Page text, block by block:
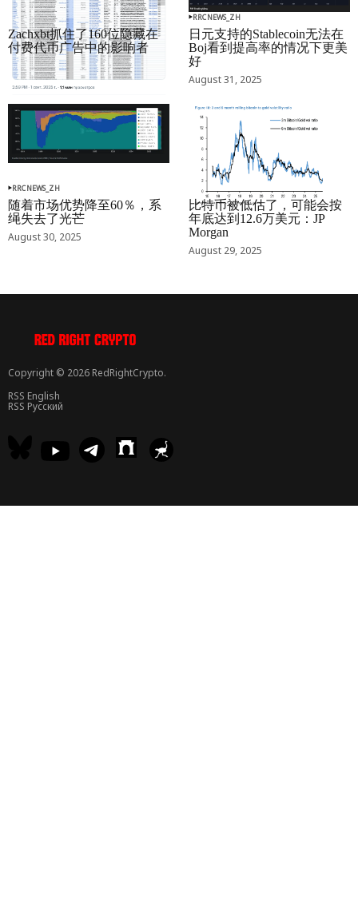
RRCNEWS_ZH
Zachxbt抓住了160位隐藏在
付费代币广告中的影响者
September 01, 2025
RRCNEWS_ZH
日元支持的Stablecoin无法在
Boj看到提高率的情况下更美
好
August 31, 2025
RRCNEWS_ZH
随着市场优势降至60％，系
绳失去了光芒
August 30, 2025
RRCNEWS_ZH
比特币被低估了，可能会按
年底达到12.6万美元：JP
Morgan
August 29, 2025
Copyright © 2026 RedRightCrypto.
RSS English
RSS Русский